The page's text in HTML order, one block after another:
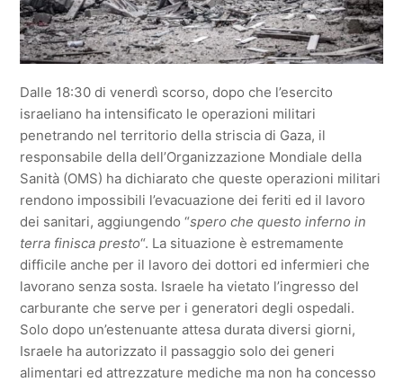
Dalle 18:30 di venerdì scorso, dopo che l’esercito
israeliano ha intensificato le operazioni militari
penetrando nel territorio della striscia di Gaza, il
responsabile della dell’Organizzazione Mondiale della
Sanità (OMS) ha dichiarato che queste operazioni militari
rendono impossibili l’evacuazione dei feriti ed il lavoro
dei sanitari, aggiungendo “spero che questo inferno in
terra finisca presto“. La situazione è estremamente
difficile anche per il lavoro dei dottori ed infermieri che
lavorano senza sosta. Israele ha vietato l’ingresso del
carburante che serve per i generatori degli ospedali.
Solo dopo un’estenuante attesa durata diversi giorni,
Israele ha autorizzato il passaggio solo dei generi
alimentari ed attrezzature mediche ma non ha concesso